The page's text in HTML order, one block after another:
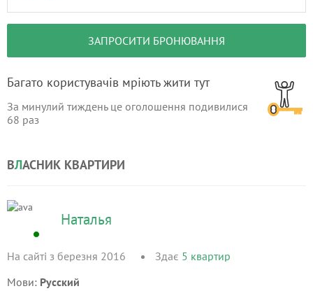
ЗАПРОСИТИ БРОНЮВАННЯ
Багато користувачів мріють жити тут
За минулий тиждень це оголошення подивилися
68 раз
ВЛАСНИК КВАРТИРИ
Наталья
На сайті з березня 2016 Здає 5 квартир
Мови: Русский